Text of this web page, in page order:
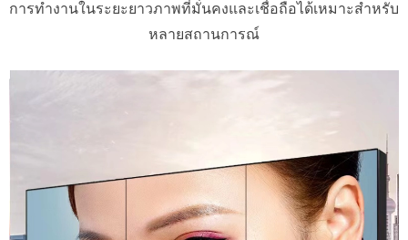
การทํางานในระยะยาวภาพที่มั่นคงและเชื่อถือได้เหมาะสําหรับ
หลายสถานการณ์